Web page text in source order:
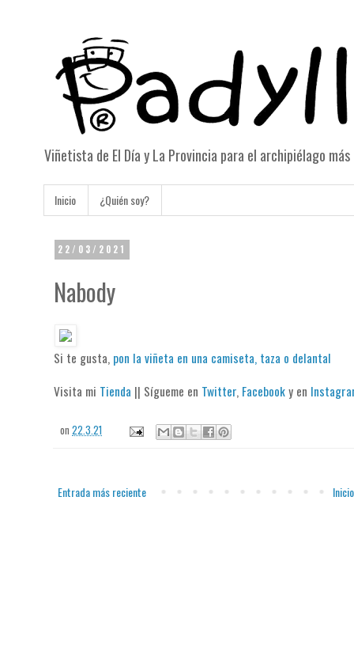
Viñetista de El Día y La Provincia para el archipiélago
Inicio ¿Quién soy?
22/03/2021
Nabody
Si te gusta, pon la viñeta en una camiseta, taza o delantal
Visita mi Tienda || Sígueme en Twitter, Facebooky en
on22.3.21
Entrada más reciente Inicio